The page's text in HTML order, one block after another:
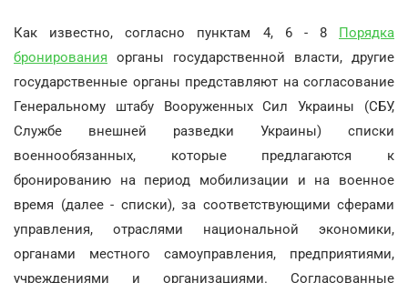
Как известно, согласно пунктам 4, 6 - 8 Порядка
бронирования органы государственной власти, другие
государственные органы представляют на согласование
Генеральному штабу Вооруженных Сил Украины (СБУ,
Службе внешней разведки Украины) списки
военнообязанных, которые предлагаются к
бронированию на период мобилизации и на военное
время (далее - списки), за соответствующими сферами
управления, отраслями национальной экономики,
органами местного самоуправления, предприятиями,
учреждениями и организациями. Согласованные